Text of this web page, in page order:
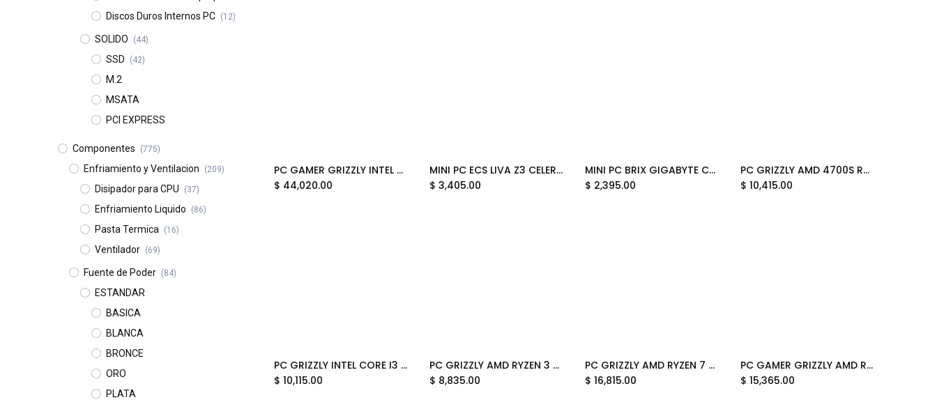
Discos Duros Internos PC
(12)
SOLIDO (44)
SSD (42)
M.2
MSATA
PCI EXPRESS
Componentes (775)
Enfriamiento y Ventilacion (209)
Disipador para CPU (37)
Enfriamiento Liquido (86)
Pasta Termica (16)
Ventilador (69)
Fuente de Poder (84)
ESTANDAR
BASICA
BLANCA
BRONCE
ORO
PLATA
Add to Cart
PC GAMER GRIZZLY INTEL CORE I9 14900KF 5.8GHZ RTX5070 32GB M.2 2TB WIFI BT PG-INTEL092 12 MESE DE GARANTIA
$ 44,020.00
MINI PC ECS LIVA Z3 CELERON N5100 4GB 128GB M.2 HDMI MINIDP WIFI BLUETOOTH W11P 95-699-OA4049 12M DE GARANTIA
$ 3,405.00
Add to Cart
MINI PC BRIX GIGABYTE CELERON 4105 BAREBONE GB-BMCE-4500C 12M DE GARANTIA
$ 2,395.00
Add to Cart
PC GRIZZLY AMD 4700S RADEON 550 16GB SSD 480GB MONITOR 22 KIT TECLADO Y MOUSE WIFI PG-AMD095 12 MESES DE GARANTIA
$10,415.00
Add to Cart
PC GRIZZLY INTEL CORE I3 12100 4.3GHZ 16GB 480GB WIFI MONITOR 22 KIT TECLADO Y MOUSE PG-INTEL095 12M DE GARANTIA
$ 10,115.00
Add to Cart
PC GRIZZLY AMD RYZEN 3 3200G 16GB 480GB WIFI MONITOR 22 KIT 2 EN 1 PC-AMD094 12M DE GARANTIA
$ 8,835.00
Add to Cart
PC GRIZZLY AMD RYZEN 7 5700G 32GB M.2 1TB MONITOR 22 KIT 2 EN 1 WIFI BT PG-AMD092 12M DE GARANTIA
$16,815.00
Add to Cart
PC GAMER GRIZZLY AMD RYZEN 7 5700G RAM 32 GB SSD M.2 1 TB WIFI BT PCG-AMD091 UN AÑO DE GARANTIA
$15,365.00